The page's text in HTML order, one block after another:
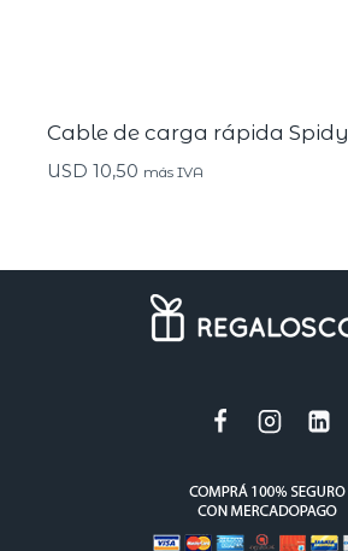
Cable de carga rápida Spidy
USD 10,50 más IVA